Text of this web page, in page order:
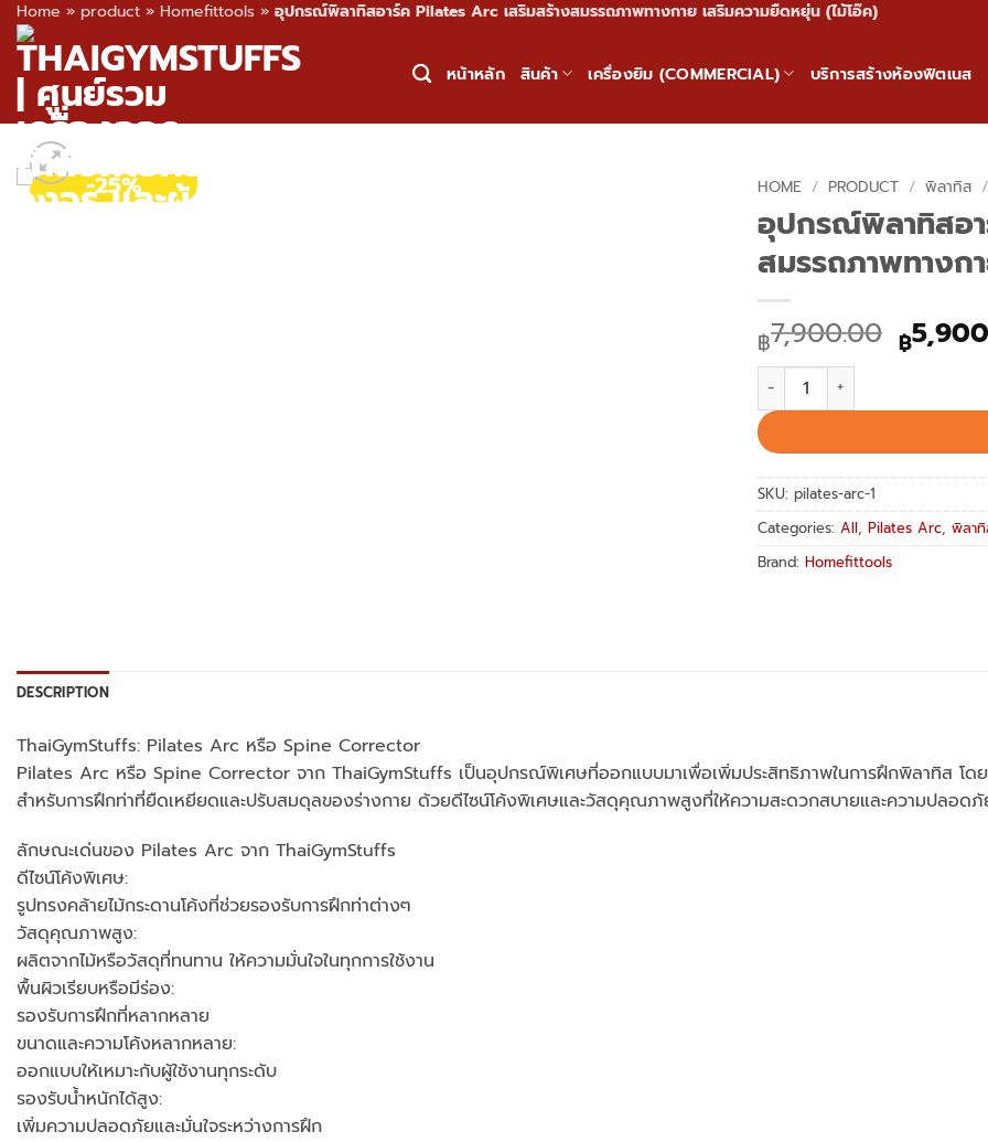
Home » product » Homefittools » อุปกรณ์พิลาทิสอาร์ค Pilates Arc เสริมสร้างสมรรถภาพทางกาย เสริมความยืดหยุ่น (ไม้โอ๊ค)
Skip
content
หน้าหลัก สินค้า เครื่องยิม (COMMERCIAL) บริการสร้างห้องฟิตเนส
-25% HOME / PRODUCT / พิลาทิส /
อุปกรณ์พิลาทิสอ
สมรรถภาพทางก
฿7,900.00
price
฿
฿
อุปกรณ์พิลาทิสอาร์ค Pilates
SKU: pilates-arc-1
Categories: All, Pilates Arc, พิลา
Brand: Homefittools
DESCRIPTION
ThaiGymStuffs: Pilates Arc หรือ Spine Corrector
Pilates Arc หรือ Spine Corrector จาก ThaiGymStuffs เป็นอุปกรณ์พิเศษที่ออกแบบมาเพื่อเพิ่มประสิทธิภาพในการฝึกพิลาทิส โดย
สำหรับการฝึกท่าที่ยืดเหยียดและปรับสมดุลของร่างกาย ด้วยดีไซน์โค้งพิเศษและวัสดุคุณภาพสูงที่ให้ความสะดวกสบายและความปลอดภั
ลักษณะเด่นของ Pilates Arc จาก ThaiGymStuffs
ดีไซน์โค้งพิเศษ:
รูปทรงคล้ายไม้กระดานโค้งที่ช่วยรองรับการฝึกท่าต่างๆ
วัสดุคุณภาพสูง:
ผลิตจากไม้หรือวัสดุที่ทนทาน ให้ความมั่นใจในทุกการใช้งาน
พื้นผิวเรียบหรือมีร่อง:
รองรับการฝึกที่หลากหลาย
ขนาดและความโค้งหลากหลาย:
ออกแบบให้เหมาะกับผู้ใช้งานทุกระดับ
รองรับน้ำหนักได้สูง:
เพิ่มความปลอดภัยและมั่นใจระหว่างการฝึก